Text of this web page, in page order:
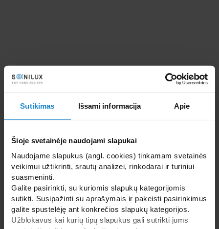
Sutikimas Išsami informacija Apie
Šioje svetainėje naudojami slapukai
Naudojame slapukus (angl. cookies) tinkamam svetainės
veikimui užtikrinti, srautų analizei, rinkodarai ir turiniui
suasmeninti.
Galite pasirinkti, su kuriomis slapukų kategorijomis
sutikti. Susipažinti su aprašymais ir pakeisti pasirinkimus
galite spustelėję ant konkrečios slapukų kategorijos.
Užblokavus kai kurių tipų slapukus gali sutrikti jums